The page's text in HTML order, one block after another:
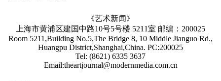
《艺术新闻》
上海市黄浦区建国中路10号5号楼 5211室 邮编：200025
Room 5211,Building No.5,The Bridge 8, 10 Middle Jianguo Rd.,
Huangpu District,Shanghai,China. PC:200025
Tel: (8621) 6335 3637
Email:theartjournal@modernmedia.com.cn